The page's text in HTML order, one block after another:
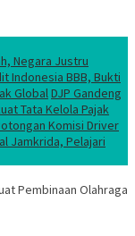
Negara Justru
Indonesia BBB, Bukti
GlobalDJP Gandeng
Tata Kelola Pajak
Komisi Driver
Jamkrida, Pelajari
Pembinaan Olahraga